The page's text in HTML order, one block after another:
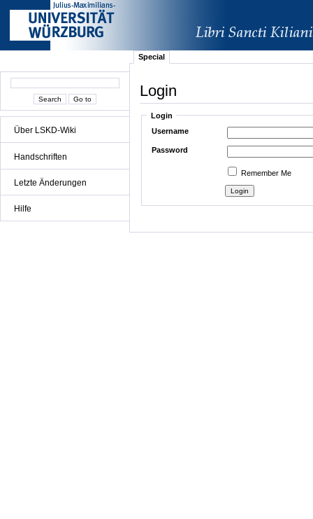
Über LSKD-Wiki
Handschriften
Letzte Änderungen
Hilfe
Special
Login
Login
Username
Password
Remember Me